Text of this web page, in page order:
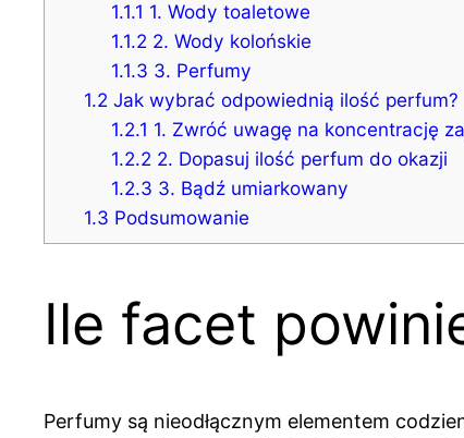
1.1.1 1. Wody toaletowe
1.1.2 2. Wody kolońskie
1.1.3 3. Perfumy
1.2Jak wybrać odpowiednią ilość perfum?
1.2.1 1. Zwróć uwagę na koncentrację
1.2.2 2. Dopasuj ilość perfum do okazji
1.2.3 3. Bądź umiarkowany
1.3 Podsumowanie
Ile facet
Perfumy są nieodłącznym elementem